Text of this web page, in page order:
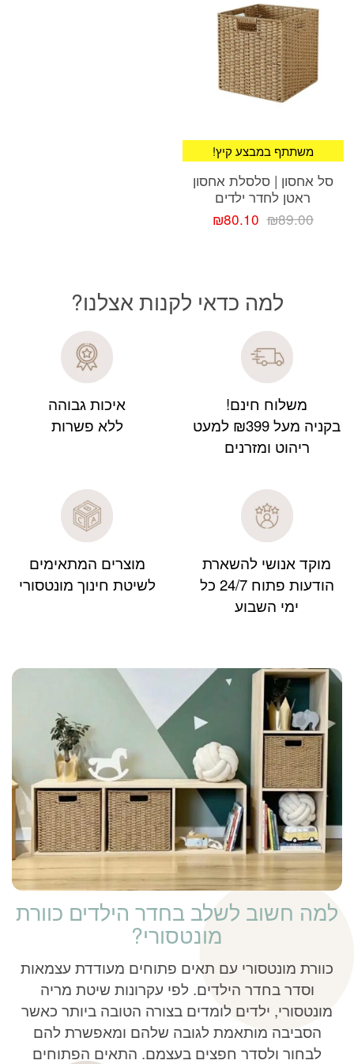
!משתתף במבצע קיץ
סל אחסון | סלסלת אחסון
ראטן לחדר ילדים
₪89.00
המחיר₪80.10
למה כדאי לקנות אצלנו?
משלוח חינם!
בקניה מעל ₪399 למעט
ריהוט ומזרנים
איכות גבוהה
ללא פשרות
מוקד אנושי להשארת
הודעות פתוח 24/7 כל
ימי השבוע
מוצרים המתאימים
לשיטת חינוך מונטסורי
למה חשוב לשלב בחדר הילדים כוורת
מונטסורי?
כוורת מונטסורי עם תאים פתוחים מעודדת עצמאות
וסדר בחדר הילדים. לפי עקרונות שיטת מריה
מונטסורי, ילדים לומדים בצורה הטובה ביותר כאשר
הסביבה מותאמת לגובה שלהם ומאפשרת להם
לבחור ולסדר חפצים בעצמם. התאים הפתוחים